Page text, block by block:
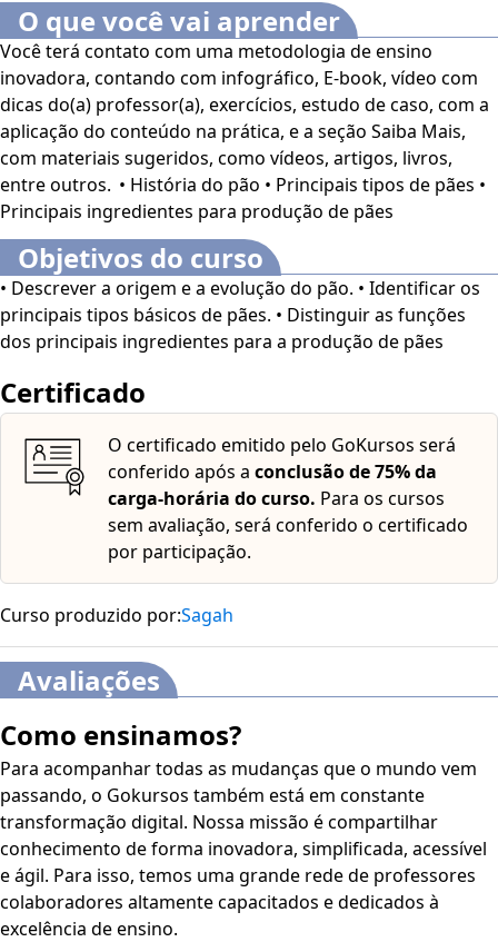
açúcar enriquecem o sabor e a textura; sementes, cereais
e grãos inteiros aumentam o valor nutricional; e gorduras,
como manteiga e azeite, tornam o pão mais macio e
saboroso. Cada combinação resulta em um tipo de pão
com características únicas, permitindo atender às
demandas e preferências de diferentes consumidores.
A história, a diversidade e os ingredientes do pão refletem
sua importância comoalimento universal
tradicionais aos mais sofisticados, os preços disponíveis
no mercado oferecem opções para todos os gostos e
necessidades.
área de Gastronomia, além de interessados no assunto.
Este curso dispõe dos seguintes recursos de
acessibilidade: cores em alto contraste, aumento de
fonte e tradução automática mediante a Língua
Brasileira de Sinais (Libras). Para ativar esses recursos,
acesse "minha conta" do lado direito da tela na parte
superior e habilite de acordo com sua necessidade.
O conteúdo do curso ficará disponível por até 120 dias
após a compra.
O que você vai aprender
Você terá contato com uma metodologia de ensino
inovadora, contando com infográfico, E-book, vídeo com
dicas do(a) professor(a), exercícios, estudo de caso, com a
aplicação do conteúdo na prática, e a seção Saiba Mais,
com materiais sugeridos, como vídeos, artigos, livros,
entre outros. • História do pão • Principais tipos de pães •
Principais ingredientes para produção de pães
Objetivos do curso
• Descrever a origem e a evolução do pão. • Identificar os
principais tipos básicos de pães. • Distinguir as funções
dos principais ingredientes para a produção de pães
Certificado
O certificado emitido pelo GoKursos será
conferido após a conclusão de 75% da
carga-horária do curso. Para os cursos
sem avaliação, será conferido o certificado
por participação.
Curso produzido por:Sagah
Avaliações
Como ensinamos?
Para acompanhar todas as mudanças que o mundo vem
passando, o Gokursos também está em constante
transformação digital. Nossa missão é compartilhar
conhecimento de forma inovadora, simplificada, acessível
e ágil. Para isso, temos uma grande rede de professores
colaboradores altamente capacitados e dedicados à
excelência de ensino.